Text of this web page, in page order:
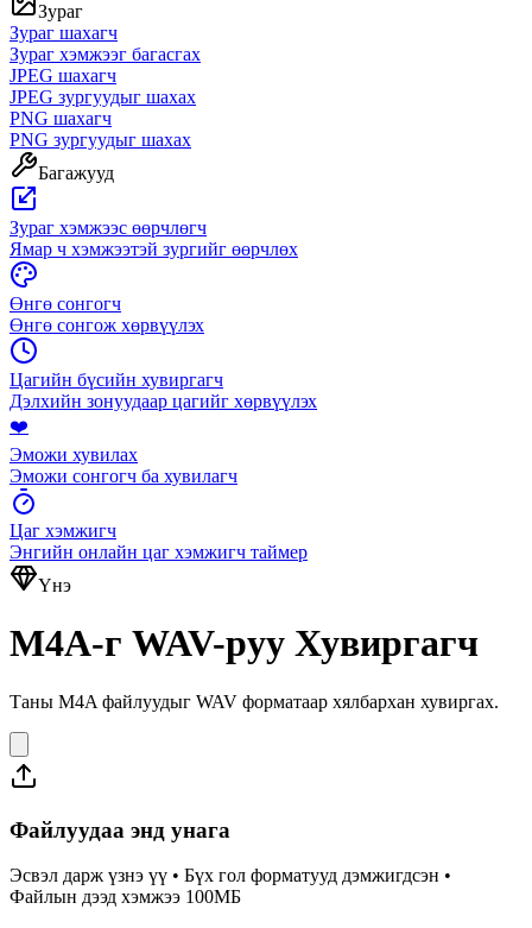
Зураг
Зураг шахагч
Зураг хэмжээг багасгах
JPEG шахагч
JPEG зургуудыг шахах
PNG шахагч
PNG зургуудыг шахах
Багажууд
Зураг хэмжээс өөрчлөгч
Ямар ч хэмжээтэй зургийг өөрчлөх
Өнгө сонгогч
Өнгө сонгож хөрвүүлэх
Цагийн бүсийн хувиргагч
Дэлхийн зонуудаар цагийг хөрвүүлэх
❤️
Эможи хувилах
Эможи сонгогч ба хувилагч
Цаг хэмжигч
Энгийн онлайн цаг хэмжигч таймер
Үнэ
M4A-г WAV-руу Хувиргагч
Таны M4A файлуудыг WAV форматаар хялбархан хувиргах.
Файлуудаа энд унага
Эсвэл дарж үзнэ үү • Бүх гол форматууд дэмжигдсэн •
Файлын дээд хэмжээ 100МБ